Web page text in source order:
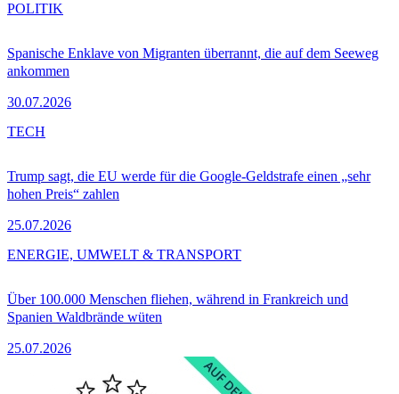
Spanische Enklave von Migranten überrannt, die auf dem Seeweg
ankommen
30.07.2026
POLITIK
Trump sagt, die EU werde für die Google-Geldstrafe einen „sehr
hohen Preis“ zahlen
25.07.2026
TECH
Über 100.000 Menschen fliehen, während in Frankreich und
Spanien Waldbrände wüten
25.07.2026
ENERGIE, UMWELT & TRANSPORT